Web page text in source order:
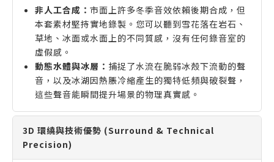
非人工合成： 市面上許多冬季音效依賴後期合成，但
本套素材堅持實地錄製。您可以聽到雪花落在岩石、
草地、冰面或水面上的不同質感，沒有任何錄音室的
虛假感。
動態水體與冰層： 捕捉了水流在脆弱冰殼下流動的聲
音，以及冰湖因熱脹冷縮產生的獨特低頻與破裂聲，
這些聲音能瞬間提升場景的物理真實感。
3D 環繞與技術優勢 (Surround & Technical
Precision)